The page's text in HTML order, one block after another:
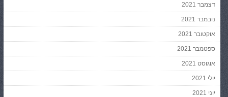
דצמבר 2021
נובמבר 2021
אוקטובר 2021
ספטמבר 2021
אוגוסט 2021
יולי 2021
יוני 2021